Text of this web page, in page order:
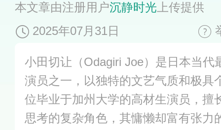
本文章由注册用户沉静时光 上传提供
2025年07月31日
小田切让（Odagiri Joe）是日本当代
演员之一，以独特的文艺气质和极具
位毕业于加州大学的高材生演员，擅
思考的复杂角色，其慵懒却富有张力